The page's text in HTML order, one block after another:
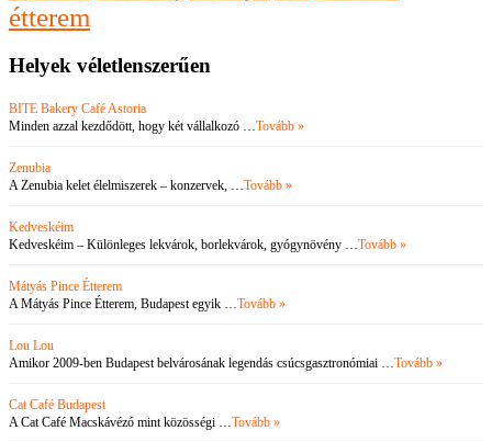
étterem
Helyek véletlenszerűen
BITE Bakery Café Astoria
Minden azzal kezdődött, hogy két vállalkozó … Tovább »
Zenubia
A Zenubia kelet élelmiszerek – konzervek, … Tovább »
Kedveskéim
Kedveskéim – Különleges lekvárok, borlekvárok, gyógynövény … Tovább »
Mátyás Pince Étterem
A Mátyás Pince Étterem, Budapest egyik … Tovább »
Lou Lou
Amikor 2009-ben Budapest belvárosának legendás csúcsgasztronómiai … Tovább »
Cat Café Budapest
A Cat Café Macskávézó mint közösségi … Tovább »